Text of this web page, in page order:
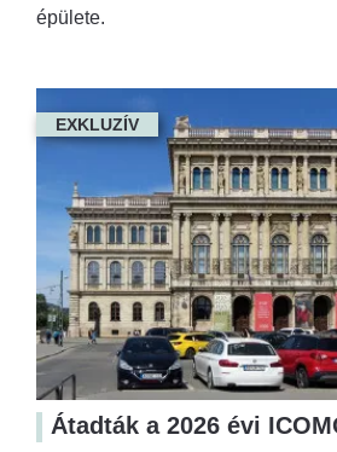
épülete.
EXKLUZÍV
Átadták a 2026 évi